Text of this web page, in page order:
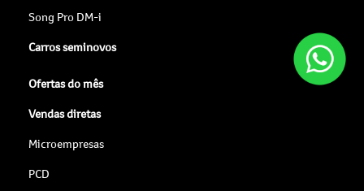
Song Pro DM-i
Carros seminovos
Ofertas do mês
Vendas diretas
Microempresas
PCD